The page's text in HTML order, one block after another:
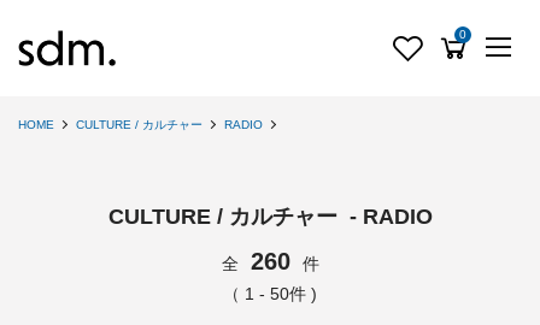
0
HOME CULTURE / カルチャー RADIO
CULTURE / カルチャー - RADIO
全 260
件
（ 1 - 50件 )